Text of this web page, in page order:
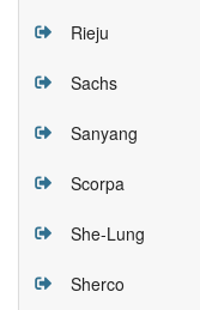
Rieju
Sachs
Sanyang
Scorpa
She-Lung
Sherco